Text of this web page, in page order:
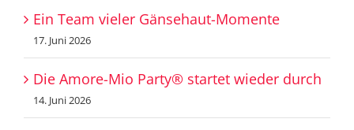
Ein Team vieler Gänsehaut-Momente
17. Juni 2026
Die Amore-Mio Party® startet wieder durch
14. Juni 2026